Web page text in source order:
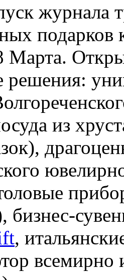
журнала
подарков
Марта.
решения:
из
бизнес-
,
всемирно